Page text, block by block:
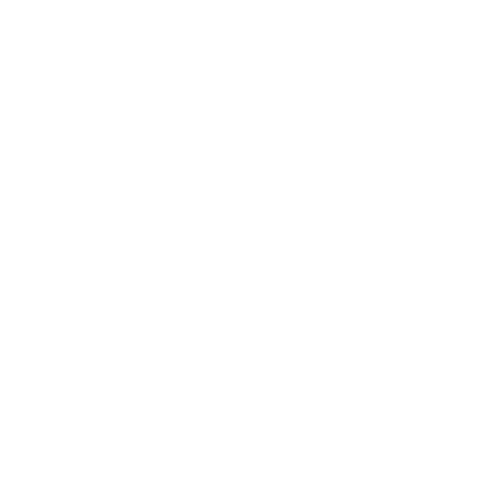
Larnaca este la cca. 140 km. Limassol - 67 km, Nicosia - 150 km,